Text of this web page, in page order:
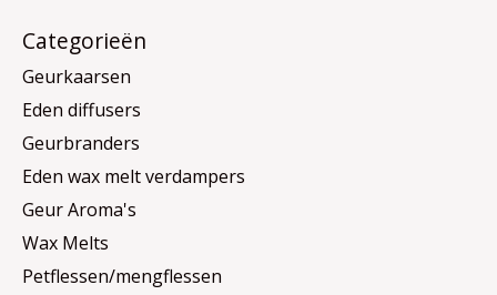
Categorieën
Geurkaarsen
Eden diffusers
Geurbranders
Eden wax melt verdampers
Geur Aroma's
Wax Melts
Petflessen/mengflessen